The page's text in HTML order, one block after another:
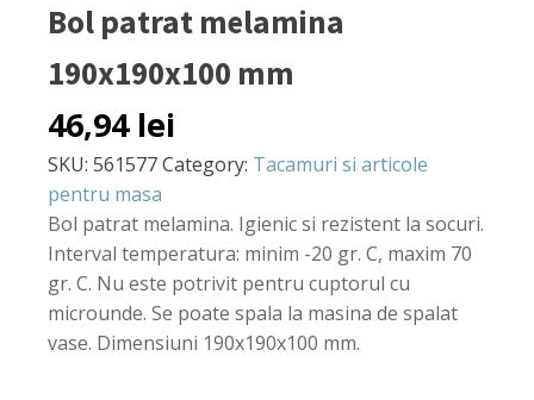
Bol patrat melamina
190x190x100 mm
46,94 lei
SKU: 561577Category: Tacamuri si articole
pentru masa
Bol patrat melamina. Igienic si rezistent la socuri.
Interval temperatura: minim -20 gr. C, maxim 70
gr. C. Nu este potrivit pentru cuptorul cu
microunde. Se poate spala la masina de spalat
vase. Dimensiuni 190x190x100 mm.